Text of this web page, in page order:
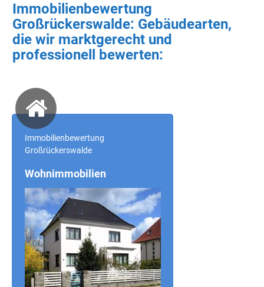
Immobilienbewertung
Großrückerswalde: Gebäudearten,
die wir marktgerecht und
professionell bewerten:
Immobilienbewertung
Großrückerswalde
Wohnimmobilien